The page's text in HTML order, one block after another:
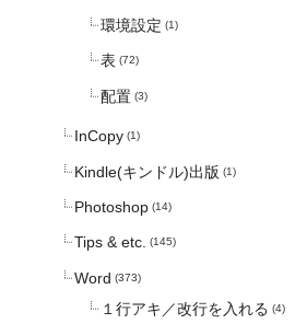
環境設定 (1)
表 (72)
配置 (3)
InCopy (1)
Kindle(キンドル)出版 (1)
Photoshop (14)
Tips & etc. (145)
Word (373)
１行アキ／改行を入れる (4)